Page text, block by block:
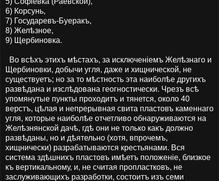
6) Корсунь,
7) Государевъ-Буеракъ,
8) Желѣзное,
9) Щербиновка.
Во всѣхъ этихъ мѣстахъ, за исключеніемъ Желѣзнаго и
Щербиновки, добычи угля, даже и хищнической, не
существуетъ; но за то мѣстность эта наиболѣе другихъ
развѣдана и изслѣдована геогностически. Чрезъ всѣ
упомянутые пункты проходитъ и тянется, около 40
верстъ, цѣлая и непрерывная свита пластовъ каменнаго
угля, которые наиболѣе отчетливо обнаруживаются на
Желѣзнянской дачѣ, гдѣ они не только какъ должно
развѣданы, но и дѣятельно (хотя, впрочемъ,
хищнически) разрабатываются крестьянами. Вся
система здѣшнихъ пластовъ имѣетъ положеніе, близкое
къ вертикальному, и, не считая пропластковъ, не
заслуживающихъ разработки, состоитъ изъ семи